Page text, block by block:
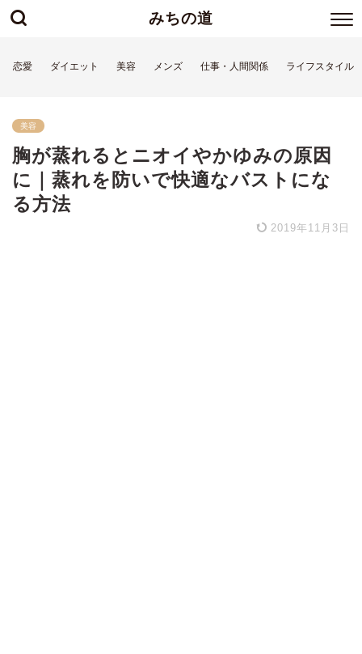
みちの道
恋愛 ダイエット 美容 メンズ 仕事・人間関係 ライフスタイル
美容
胸が蒸れるとニオイやかゆみの原因
に｜蒸れを防いで快適なバストにな
る方法
2019年11月3日